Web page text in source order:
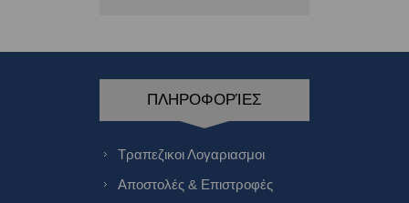
ΠΛΗΡΟΦΟΡΊΕΣ
Τραπεζικοι Λογαριασμοι
Αποστολές & Επιστροφές